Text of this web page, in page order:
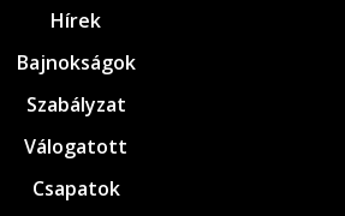
Hírek
Bajnokságok
Szabályzat
Válogatott
Csapatok